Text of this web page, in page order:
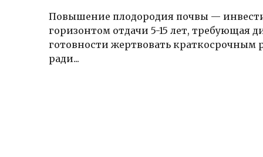
Повышение плодородия почвы —
горизонтом отдачи 5-15 лет, требующая
готовности жертвовать краткосрочным
ради...